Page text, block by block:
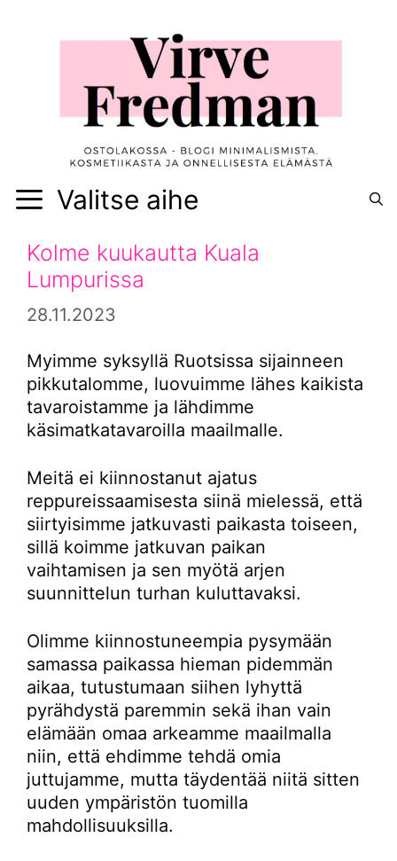
Valitse aihe
Kolme kuukautta Kuala
Lumpurissa
28.11.2023
Myimme syksyllä Ruotsissa sijainneen
pikkutalomme, luovuimme lähes kaikista
tavaroistamme ja lähdimme
käsimatkatavaroilla maailmalle.
Meitä ei kiinnostanut ajatus
reppureissaamisesta siinä mielessä, että
siirtyisimme jatkuvasti paikasta toiseen,
sillä koimme jatkuvan paikan
vaihtamisen ja sen myötä arjen
suunnittelun turhan kuluttavaksi.
Olimme kiinnostuneempia pysymään
samassa paikassa hieman pidemmän
aikaa, tutustumaan siihen lyhyttä
pyrähdystä paremmin sekä ihan vain
elämään omaa arkeamme maailmalla
niin, että ehdimme tehdä omia
juttujamme, mutta täydentää niitä sitten
uuden ympäristön tuomilla
mahdollisuuksilla.